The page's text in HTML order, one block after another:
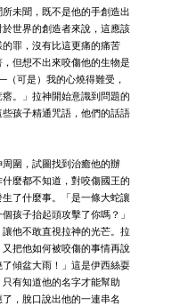
未聞，既不是他的手創造出
世界的創造者來說，這應該
罪，沒有比這更痛的痛苦
但想不出來咬傷他的生物是
可是）我的心燒得難受，
。」拉神開始意識到問題的
孩子精通咒語，他們的話語
圍，試圖找到治癒他的辦
麼都不知道，對咬傷國王的
了什麼事。「是一條大蛇讓
孩子抬起頭攻擊了你嗎？」
他不敢直視拉神的光芒。拉
把他如何被咬傷的事情再說
傾盆大雨！」這是伊西絲耍
有知道他的名字才能幫助
，脫口說出他的一連串名